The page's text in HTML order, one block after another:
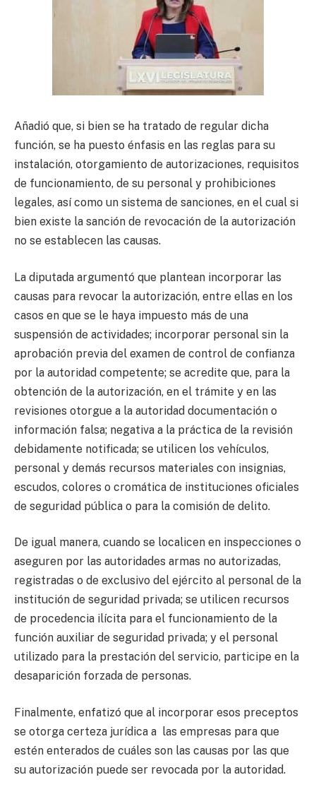
Añadió que, si bien se ha tratado de regular dicha
función, se ha puesto énfasis en las reglas para su
instalación, otorgamiento de autorizaciones, requisitos
de funcionamiento, de su personal y prohibiciones
legales, así como un sistema de sanciones, en el cual si
bien existe la sanción de revocación de la autorización
no se establecen las causas.
La diputada argumentó que plantean incorporar las
causas para revocar la autorización, entre ellas en los
casos en que se le haya impuesto más de una
suspensión de actividades; incorporar personal sin la
aprobación previa del examen de control de confianza
por la autoridad competente; se acredite que, para la
obtención de la autorización, en el trámite y en las
revisiones otorgue a la autoridad documentación o
información falsa; negativa a la práctica de la revisión
debidamente notificada; se utilicen los vehículos,
personal y demás recursos materiales con insignias,
escudos, colores o cromática de instituciones oficiales
de seguridad pública o para la comisión de delito.
De igual manera, cuando se localicen en inspecciones o
aseguren por las autoridades armas no autorizadas,
registradas o de exclusivo del ejército al personal de la
institución de seguridad privada; se utilicen recursos
de procedencia ilícita para el funcionamiento de la
función auxiliar de seguridad privada; y el personal
utilizado para la prestación del servicio, participe en la
desaparición forzada de personas.
Finalmente, enfatizó que al incorporar esos preceptos
se otorga certeza jurídica a las empresas para que
estén enterados de cuáles son las causas por las que
su autorización puede ser revocada por la autoridad.